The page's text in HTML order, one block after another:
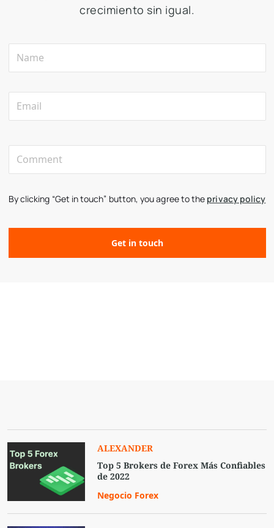
crecimiento sin igual.
By clicking “Get in touch” button, you agree to the privacy policy
ALEXANDER
Top 5 Brokers de Forex Más Confiables
de 2022
Negocio Forex